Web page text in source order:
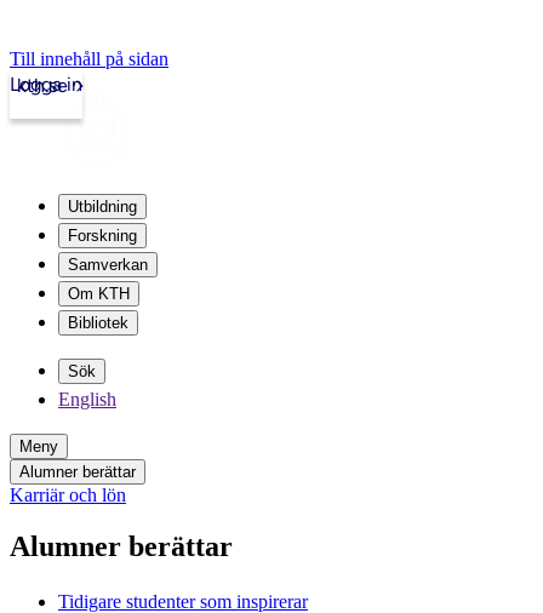
Till innehåll på sidan
kth.se
Logga in
Utbildning
Forskning
Samverkan
Om KTH
Bibliotek
Sök
English
Meny
Alumner berättar
Karriär och lön
Alumner berättar
Tidigare studenter som inspirerar